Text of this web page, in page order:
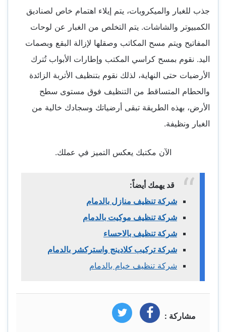
جذب للغبار والميكروبات، يتم إيلاء اهتمام خاص لصناديق
الكمبيوتر والشاشات. يتم التخلص من الغبار عن لوحات
المفاتيح ويتم مسح المكاتب وصقلها لإزالة البقع وبصمات
اليد. نقوم بمسح كراسي المكتب وإطارات الأبواب تُترك
الأرضيات حتى النهاية، لذلك نقوم بتنظيف الأتربة الزائدة
والحطام المتساقط من التنظيف فوق مستوى سطح
الأرض، بهذه الطريقة تبقى أرضياتك وسجادك خالية من
الغبار ونظيفة.
الآن مكتبك يعكس التميز في عملك.
قد يهمك أيضاً:
شركة تنظيف منازل بالدمام
شركة تنظيف موكيت بالدمام
شركة تنظيف بالاحساء
شركة تركيب كلادينج واستركشر بالدمام
شركة تنظيف خيام بالدمام
مشاركة : فيسبوك تويتر